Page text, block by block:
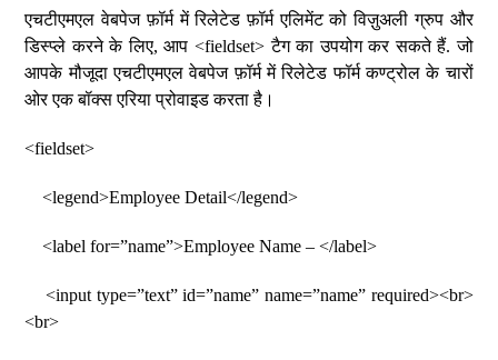
एचटीएमएल वेबपेज फ़ॉर्म में रिलेटेड फ़ॉर्म एलिमेंट को विज़ुअली ग्रुप और
डिस्प्ले करने के लिए, आप <fieldset> टैग का उपयोग कर सकते हैं. जो
आपके मौजूदा एचटीएमएल वेबपेज फ़ॉर्म में रिलेटेड फॉर्म कण्ट्रोल के चारों
ओर एक बॉक्स एरिया प्रोवाइड करता है।
<fieldset>
<legend>Employee Detail</legend>
<label for=”name”>Employee Name – </label>
<input type=”text” id=”name” name=”name” required><br>
<br>